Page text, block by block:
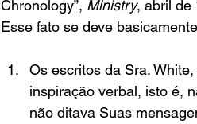
Chronology”, Ministry, abril de
Esse fato se deve
Os escritos da Sra.
inspiração verbal, isto é,
não ditava Suas